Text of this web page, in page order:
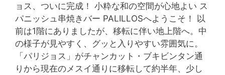
ョス、ついに完成！ 小粋な和の空間が心地よい ス
パニッシュ串焼きバー PALILLOSへようこそ！ 以
前は1階にありましたが、移転に伴い地上階へ。中
の様子が見やすく、グッと入りやすい雰囲気に。
「パリジョス」がチャンカット・ブキビンタン通
りから現在のメスイ通りに移転して約半年、少し